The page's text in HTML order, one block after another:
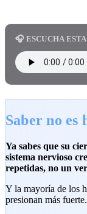
🎧 ESCUCHA
Saber no es
Ya sabes que su
sistema nervioso
repetidas, no un
Y la mayoría de los
presionan más fuerte.